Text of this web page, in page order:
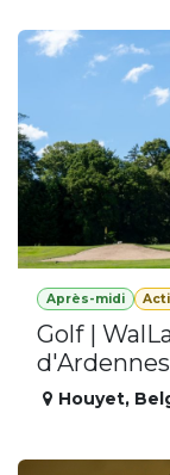
Après-midi
Golf |
d'Ardennes
Houyet,